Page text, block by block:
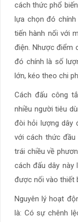
cách thức phổ
lựa chọn đó chính
tiến hành nối với
điện. Nhược điểm
đó chính là số
lớn, kéo theo chi
Cách đấu công
nhiều người tiêu
đòi hỏi lượng dây
với cách thức đầu
trái chiều về
cách đấu dây này
được nối vào thiết
Nguyên lý hoạt
là: Có sự chênh